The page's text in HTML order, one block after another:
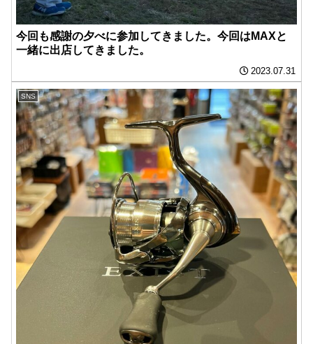
今回も感謝の夕べに参加してきました。今回はMAXと
一緒に出店してきました。
2023.07.31
SNS